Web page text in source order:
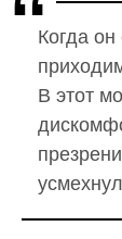
Когда
В этот